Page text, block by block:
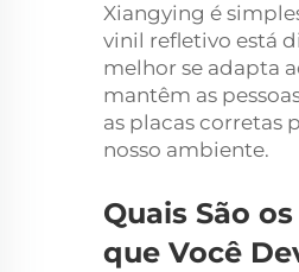
Xiangying é
vinil refletivo está
melhor se adapta
mantêm as
as placas corretas
nosso ambiente.
Quais São
que Você